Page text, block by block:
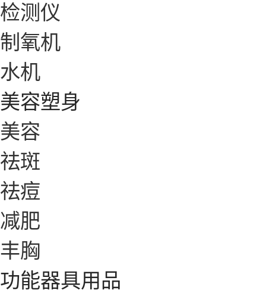
检测仪
制氧机
水机
美容塑身
美容
祛斑
祛痘
减肥
丰胸
功能器具用品